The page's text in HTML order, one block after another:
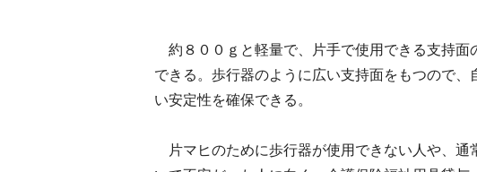
約８００ｇと軽量で、片手で使用できる支持面
できる。歩行器のように広い支持面をもつので
い安定性を確保できる。
片マヒのために歩行器が使用できない人や、通